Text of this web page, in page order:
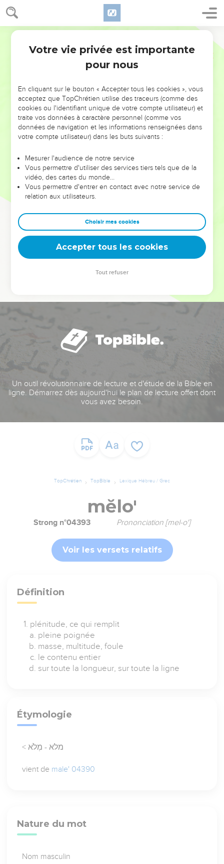
NE MANQUEZ PAS L’ÉVÉNEMENT
DE L’ANNÉE !
ET SI LEURS ERREURS POUVAIENT VOUS ÉVITER LES
VOTRES ?
leur foi ou leur vision. Mais on voit moins les doutes, les erreurs
et les saisons difficiles qu'ils ont traversés, alors même que ce
sont elles qui les ont façonnés.
Dans cette conférence, leaders, entrepreneurs, et responsables
clés pour avancer avec plus de sagesse afin que leurs erreurs
deviennent vos tremplins. Que vous guidiez un ministère, une
équipe, un groupe ou une famille, leur expérience est faite
Un outil révolutionnaire de lecture et d'étude de la Bible en
ligne. Démarrez dès aujourd'hui le plan de lecture offert dont
vous avez besoin.
TopChrétien TopBible Lexique Hébreu / Grec
mĕlo'
Strong n°04393 Prononciation [mel-o']
Voir les versets relatifs
Définition
plénitude, ce qui remplit
pleine poignée
masse, multitude, foule
le contenu entier
sur toute la longueur, sur toute la ligne
Étymologie
< מלא - מְלֹא
vient de male' 04390
Nature du mot
Nom masculin
Votre vie privée est importante
pour nous
En cliquant sur le bouton « Accepter tous les cookies », vous
acceptez que TopChrétien utilise des traceurs (comme des
cookies ou l'identifiant unique de votre compte utilisateur) et
traite vos données à caractère personnel (comme vos
données de navigation et les informations renseignées dans
votre compte utilisateur) dans les buts suivants :
Mesurer l'audience de notre service
Vous permettre d'utiliser des services tiers tels que de la
vidéo, des cartes du monde…
Vous permettre d'entrer en contact avec notre service de
relation aux utilisateurs.
Choisir mes cookies
Accepter tous les cookies
Tout refuser